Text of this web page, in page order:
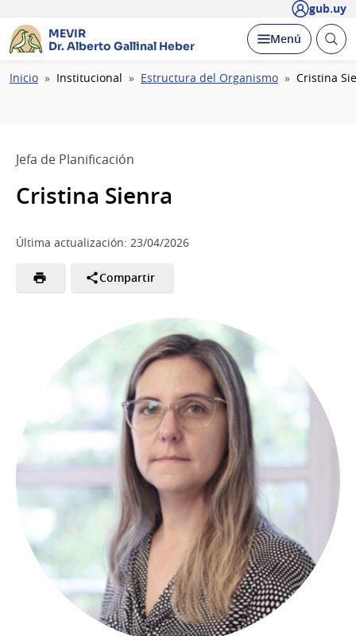
gub.uy
MEVIR
Dr. Alberto Gallinal Heber
Desplegar
Menú Abrir
Ruta
Inicio Institucional Estructura del Organismo Cristina
Jefa de Planificación
Cristina Sienra
Última actualización: 23/04/2026
Compartir